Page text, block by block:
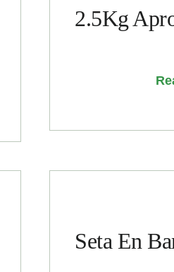
2.5Kg
Seta En